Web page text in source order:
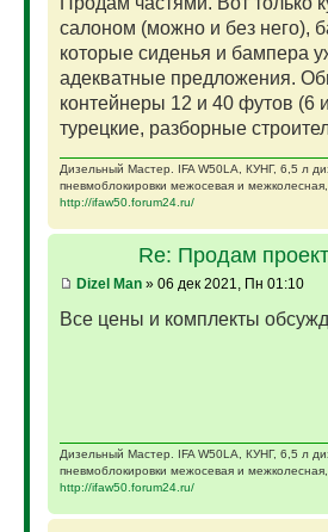
салоном (можно и без него),
которые сиденья и бампера
адекватные предложения.
контейнеры 12 и 40 футов (6
турецкие, разборные
Дизельный Мастер. IFA W50LA, КУНГ, 6,5 л
пневмоблокировки межосевая и
http://ifaw50.forum24.ru/
Re: Продам
Dizel Man» 06 дек 2021, Пн 01:10
Все цены и комплекты
Дизельный Мастер. IFA W50LA, КУНГ, 6,5 л
пневмоблокировки межосевая и
http://ifaw50.forum24.ru/